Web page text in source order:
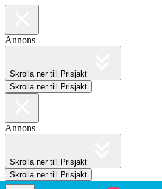
Annons
Skrolla ner till Prisjakt
Skrolla ner till Prisjakt
Annons
Skrolla ner till Prisjakt
Skrolla ner till Prisjakt